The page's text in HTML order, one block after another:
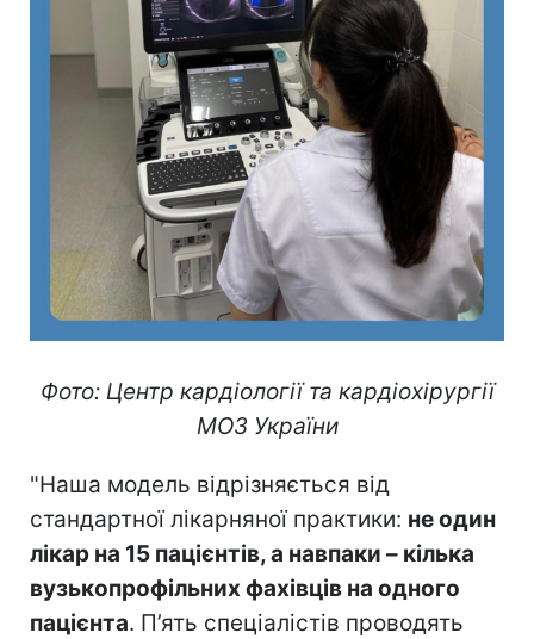
Фото: Центр кардіології та кардіохірургії
МОЗ України
"Наша модель відрізняється від
стандартної лікарняної практики: не один
лікар на 15 пацієнтів, а навпаки – кілька
вузькопрофільних фахівців на одного
пацієнта. П’ять спеціалістів проводять